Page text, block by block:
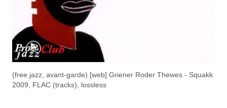
(free jazz, avant-garde) [web] Griener Roder Thewes - Squakk
2009, FLAC (tracks), lossless